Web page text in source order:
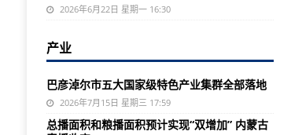
2026年6月22日 星期一 16:30
产业
巴彦淖尔市五大国家级特色产业集群全部落地
2026年7月15日 星期三 17:59
总播面积和粮播面积预计实现“双增加” 内蒙古